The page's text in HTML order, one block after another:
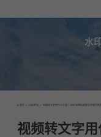
水
首页 > 行业资讯 > 视频转文字用什么工具？2026 免费视频转文字软件推
视频转文字